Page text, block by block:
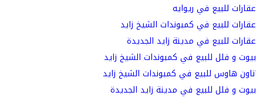
عقارات للبيع في ريوايه
عقارات للبيع في كمبوندات الشيخ زايد
عقارات للبيع في مدينة زايد الجديدة
بيوت و فلل للبيع في كمبوندات الشيخ زايد
تاون هاوس للبيع في كمبوندات الشيخ زايد
بيوت و فلل للبيع في مدينة زايد الجديدة